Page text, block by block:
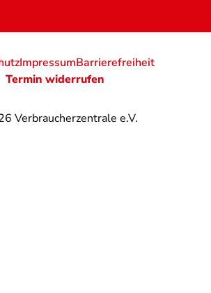
Verbraucherzentrale e.V.
ImpressumBarrierefreiheit
Termin widerrufen